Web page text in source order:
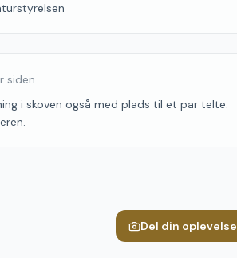
siden
i skoven også med plads til et par telte.
Del din oplevelse